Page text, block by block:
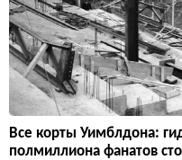
Все корты Уимблдона:
полмиллиона фанатов